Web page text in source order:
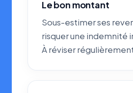
Le bon montant
Sous-estimer ses
risquer une indemnité
À réviser